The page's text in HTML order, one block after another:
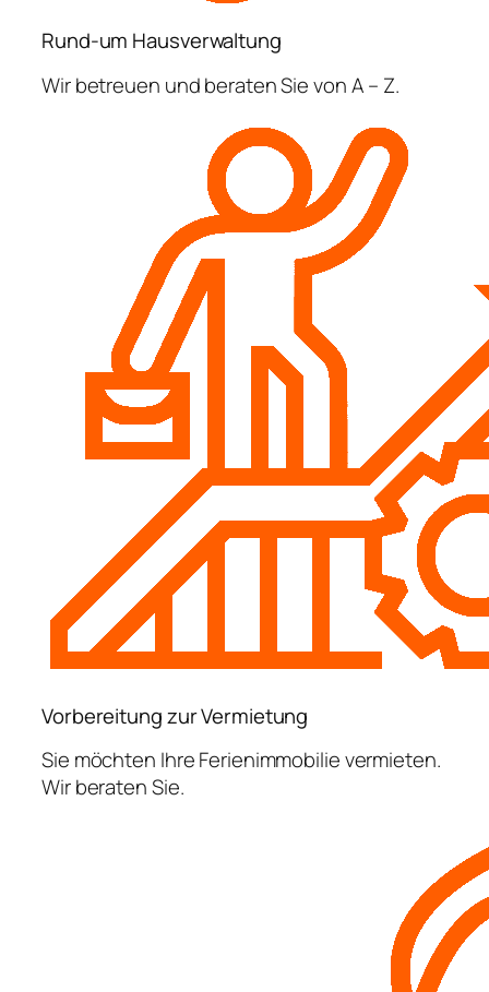
Rund-um Hausverwaltung
Wir betreuen und beraten Sie von A – Z.
Vorbereitung zur Vermietung
Sie möchten Ihre Ferienimmobilie vermieten.
Wir beraten Sie.